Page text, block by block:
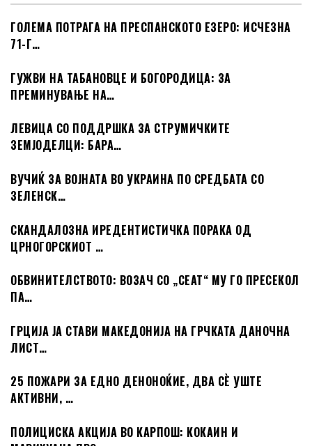
ГОЛЕМА ПОТРАГА НА ПРЕСПАНСКОТО ЕЗЕРО: ИСЧЕЗНА
71-Г…
ГУЖВИ НА ТАБАНОВЦЕ И БОГОРОДИЦА: ЗА
ПРЕМИНУВАЊЕ НА…
ЛЕВИЦА СО ПОДДРШКА ЗА СТРУМИЧКИТЕ
ЗЕМЈОДЕЛЦИ: БАРА…
ВУЧИЌ ЗА ВОЈНАТА ВО УКРАИНА ПО СРЕДБАТА СО
ЗЕЛЕНСК…
СКАНДАЛОЗНА ИРЕДЕНТИСТИЧКА ПОРАКА ОД
ЦРНОГОРСКИОТ …
ОБВИНИТЕЛСТВОТО: ВОЗАЧ СО „СЕАТ“ МУ ГО ПРЕСЕКОЛ
ПА…
ГРЦИЈА ЈА СТАВИ МАКЕДОНИЈА НА ГРЧКАТА ДАНОЧНА
ЛИСТ…
25 ПОЖАРИ ЗА ЕДНО ДЕНОНОЌИЕ, ДВА СÈ УШТЕ
АКТИВНИ, …
ПОЛИЦИСКА АКЦИЈА ВО КАРПОШ: КОКАИН И